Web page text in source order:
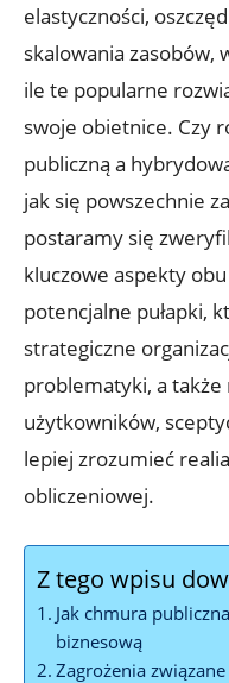
elastyczności,
skalowania ​zasobów,‍
ile te popularne
swoje obietnice. ​Czy
publiczną a⁢
jak się powszechnie
postaramy się‍
kluczowe aspekty
potencjalne ​pułapki,
strategiczne
problematyki, ⁢a​
użytkowników,
lepiej zrozumieć
obliczeniowej.
Z tego wpisu
Jak chmura⁣
biznesową
Zagrożenia